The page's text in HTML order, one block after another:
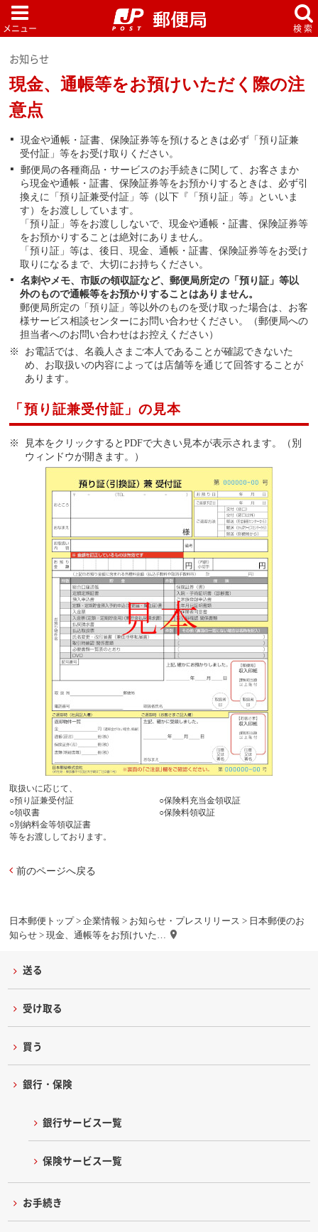
日本郵便トップ> 企業情報 > お知らせ・プレスリリース > 日本郵便のお
知らせ> 現金、通帳等をお預けいた…
お知らせ
現金、通帳等をお預けいただく際の注
意点
現金や通帳・証書、保険証券等を預けるときは必ず「預り証兼
受付証」等をお受け取りください。
郵便局の各種商品・サービスのお手続きに関して、お客さまか
ら現金や通帳・証書、保険証券等をお預かりするときは、必ず引
換えに「預り証兼受付証」等（以下『「預り証」等』といいま
す）をお渡ししています。
「預り証」等をお渡ししないで、現金や通帳・証書、保険証券等
をお預かりすることは絶対にありません。
「預り証」等は、後日、現金、通帳・証書、保険証券等をお受け
取りになるまで、大切にお持ちください。
名刺やメモ、市販の領収証など、郵便局所定の「預り証」等以
外のもので通帳等をお預かりすることはありません。
郵便局所定の「預り証」等以外のものを受け取った場合は、お客
様サービス相談センターにお問い合わせください。（郵便局への
担当者へのお問い合わせはお控えください）
お電話では、名義人さまご本人であることが確認できないた
め、お取扱いの内容によっては店舗等を通じて回答することが
あります。
「預り証兼受付証」の見本
見本をクリックするとPDFで大きい見本が表示されます。（別
ウィンドウが開きます。）
取扱いに応じて、
○預り証兼受付証
○保険料充当金領収証
○領収書
○保険料領収証
○別納料金等領収証書
等をお渡ししております。
前のページへ戻る
送る
受け取る
買う
銀行・保険
銀行サービス一覧
保険サービス一覧
お手続き